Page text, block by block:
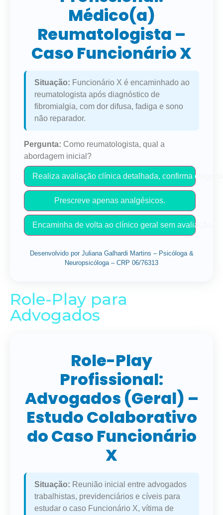
Médico(a)
Reumatologista –
Caso Funcionário X
Situação: Funcionário X é encaminhado ao
reumatologista após diagnóstico de
fibromialgia, com dor difusa, fadiga e sono
não reparador.
Pergunta: Como reumatologista, qual a
abordagem inicial?
Realiza avaliação clínica detalhada, confirma
Prescreve apenas analgésicos.
Encaminha de volta ao clínico geral sem avaliação.
Desenvolvido por Juliana Galhardi Martins – Psicóloga &
Neuropsicóloga – CRP 06/76313
Role-Play para
Advogados
Role-Play
Profissional:
Advogados (Geral) –
Estudo Colaborativo
do Caso Funcionário
X
Situação: Reunião inicial entre advogados
trabalhistas, previdenciários e cíveis para
estudar o caso Funcionário X, vítima de